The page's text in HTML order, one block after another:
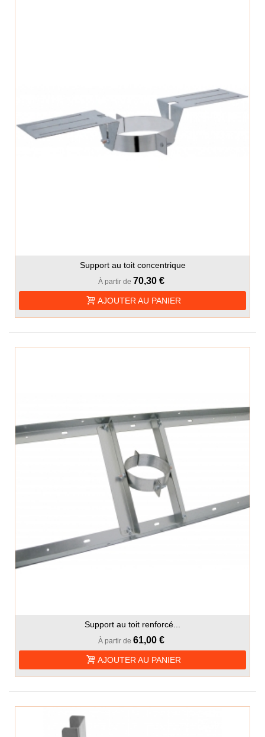
Support au toit concentrique
À partir de 70,30 €
AJOUTER AU PANIER
Support au toit renforcé...
À partir de 61,00 €
AJOUTER AU PANIER